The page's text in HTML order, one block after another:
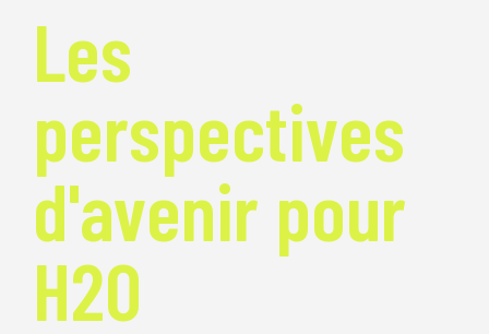
Les
perspectives
d'avenir pour
H2O